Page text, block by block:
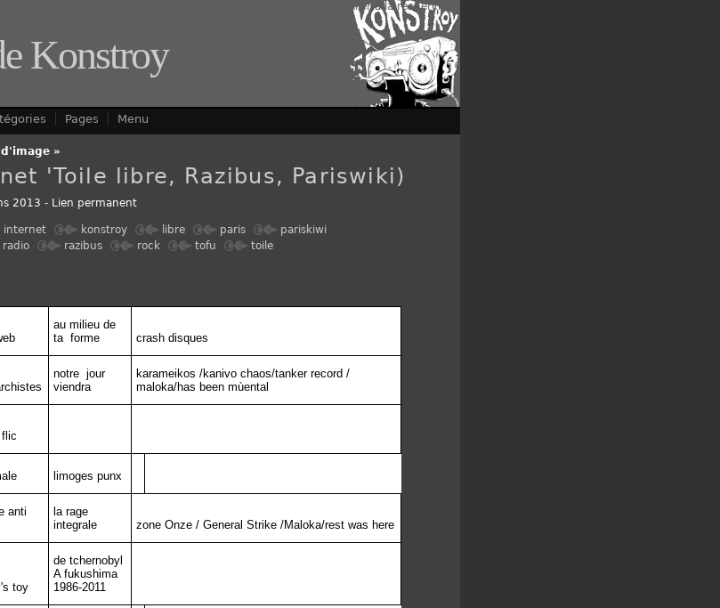
Konstroy
Aller à la recherche
Pages Menu
»
'Toile libre, Razibus, Pariswiki)
2013 - Lien permanent
internet konstroy libre paris
pariskiwi
radio razibus rock tofu toile
au milieu de
ta forme crash disques
notre jour
viendra
karameikos /kanivo chaos/tanker record /
maloka/has been mùental
limoges punx
anti
la rage
integrale
zone Onze / General Strike /Maloka/rest was here
toy
de tchernobyl
A fukushima
1986-2011